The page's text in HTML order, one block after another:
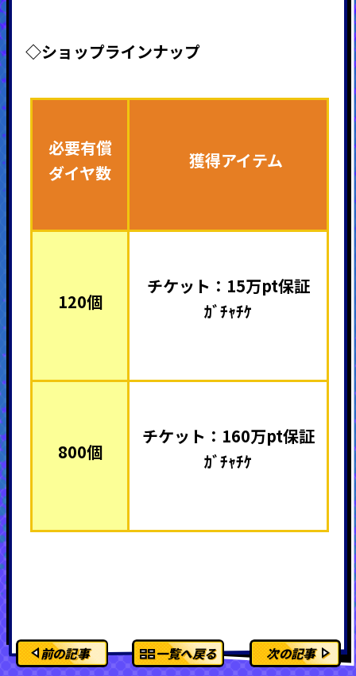
◇ショップラインナップ
必要有償
ダイヤ数
獲得アイテム
120個
チケット：15万pt保証
ｶﾞﾁｬﾁｹ
800個
チケット：160万pt保証
ｶﾞﾁｬﾁｹ
前の記事 一覧へ戻る 次の記事